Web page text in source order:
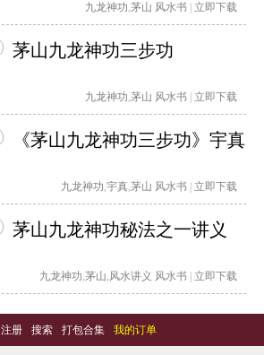
九龙神功,茅山 风水书 立即下载
茅山九龙神功三步功
九龙神功,茅山 风水书 立即下载
《茅山九龙神功三步功》宇真
九龙神功,宇真,茅山 风水书 立即下载
茅山九龙神功秘法之一讲义
九龙神功,茅山,风水讲义 风水书 立即下载
注册 - 搜索 - 打包合集 - 我的订单